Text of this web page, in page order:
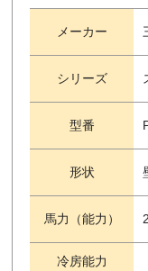
メーカー
シリーズ
型番
形状
馬力（能力）
冷房能力